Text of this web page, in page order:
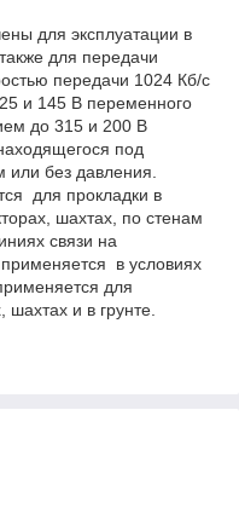
для эксплуатации в
для передачи
передачи 1024 Кб/с
и 145 В переменного
до 315 и 200 В
под
без давления.
для прокладки в
шахтах, по стенам
связи на
в условиях
для
шахтах и в грунте.